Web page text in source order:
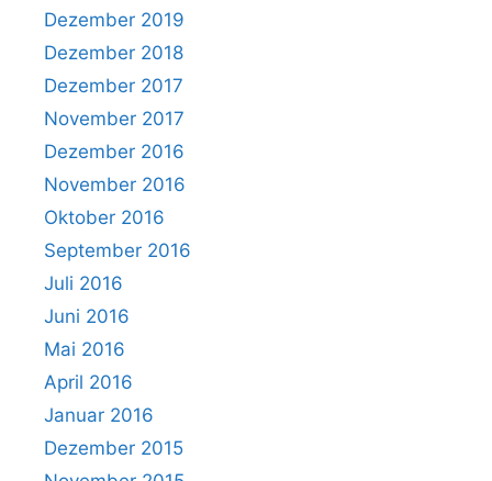
Dezember 2019
Dezember 2018
Dezember 2017
November 2017
Dezember 2016
November 2016
Oktober 2016
September 2016
Juli 2016
Juni 2016
Mai 2016
April 2016
Januar 2016
Dezember 2015